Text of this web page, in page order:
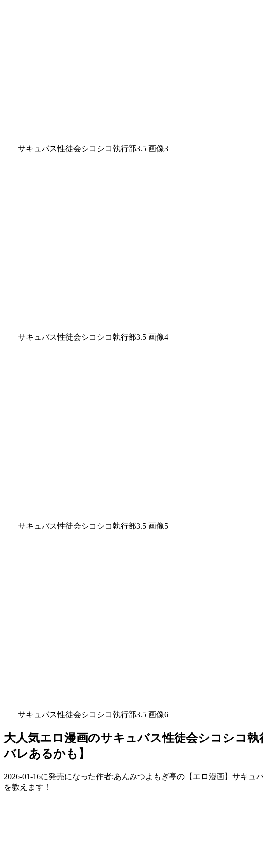
サキュバス性徒会シコシコ執行部3.5 画像3
サキュバス性徒会シコシコ執行部3.5 画像4
サキュバス性徒会シコシコ執行部3.5 画像5
サキュバス性徒会シコシコ執行部3.5 画像6
大人気エロ漫画のサキュバス性徒会シコシコ
バレあるかも】
2026-01-16に発売になった作者:あんみつよもぎ亭の【エロ漫画】サキ
を教えます！